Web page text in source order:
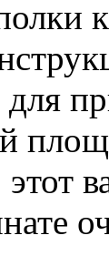
для
этот